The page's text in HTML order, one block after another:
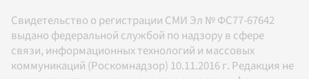
Свидетельство о регистрации СМИ Эл № ФС77-67642
выдано федеральной службой по надзору в сфере
связи, информационных технологий и массовых
коммуникаций (Роскомнадзор) 10.11.2016 г. Редакция не